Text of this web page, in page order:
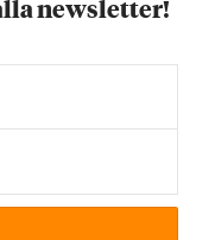
newsletter!